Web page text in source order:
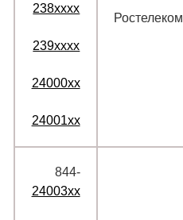
238xxxx
239xxxx
24000xx
24001xx
Ростелеком
844‑
24003xx